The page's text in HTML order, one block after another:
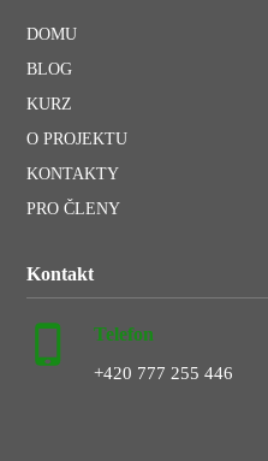
DOMU
BLOG
KURZ
O PROJEKTU
KONTAKTY
PRO ČLENY
Kontakt
Telefon
+420 777 255 446